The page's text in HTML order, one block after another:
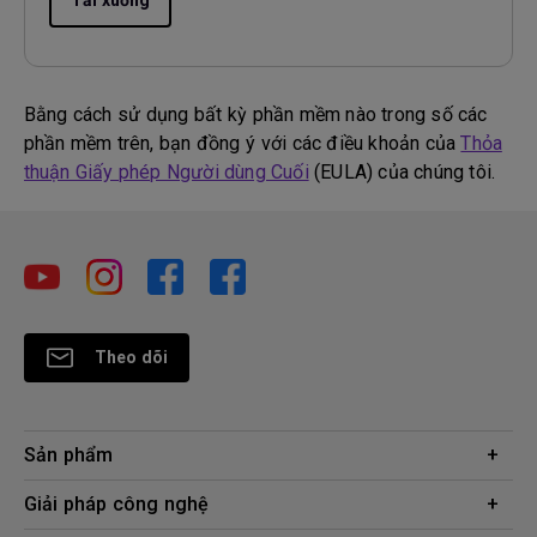
Bằng cách sử dụng bất kỳ phần mềm nào trong số các
phần mềm trên, bạn đồng ý với các điều khoản củaThỏa
thuận Giấy phép Người dùng Cuối (EULA) của chúng tôi.
Theo dõi
Sản phẩm
Máy chiếu
Giải pháp công nghệ